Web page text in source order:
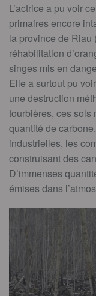
L’actrice a pu voir
primaires encore
la province de Riau
réhabilitation
singes mis en
Elle a surtout pu
une destruction
tourbières, ces sols
quantité de
industrielles, les
construisant des
D’immenses
émises dans